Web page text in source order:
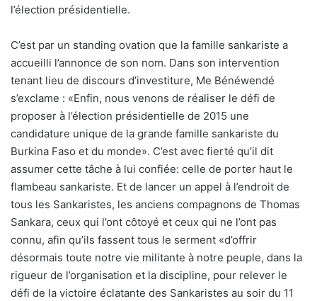
l’élection présidentielle.
C’est par un standing ovation que la famille sankariste a
accueilli l’annonce de son nom. Dans son intervention
tenant lieu de discours d’investiture, Me Bénéwendé
s’exclame : «Enfin, nous venons de réaliser le défi de
proposer à l’élection présidentielle de 2015 une
candidature unique de la grande famille sankariste du
Burkina Faso et du monde». C’est avec fierté qu’il dit
assumer cette tâche à lui confiée: celle de porter haut le
flambeau sankariste. Et de lancer un appel à l’endroit de
tous les Sankaristes, les anciens compagnons de Thomas
Sankara, ceux qui l’ont côtoyé et ceux qui ne l’ont pas
connu, afin qu’ils fassent tous le serment «d’offrir
désormais toute notre vie militante à notre peuple, dans la
rigueur de l’organisation et la discipline, pour relever le
défi de la victoire éclatante des Sankaristes au soir du 11